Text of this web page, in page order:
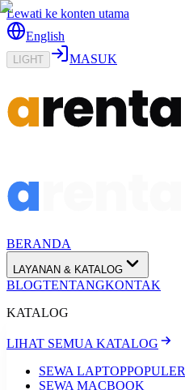
Lewati ke konten utama
English
LIGHT MASUK
BERANDA
LAYANAN & KATALOG
BLOGTENTANGKONTAK
KATALOG
LIHAT SEMUA KATALOG
SEWA LAPTOPPOPULER
SEWA MACBOOK